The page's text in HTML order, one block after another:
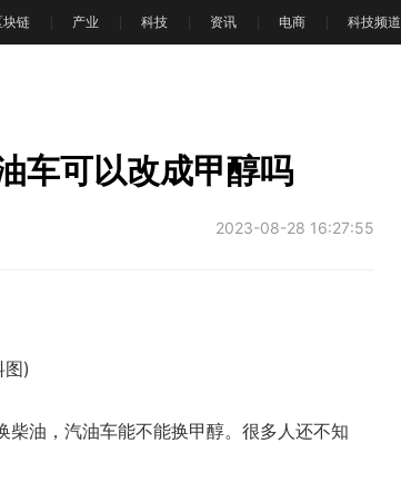
块链 产业 科技 资讯 电商 科技频道
车可以改成甲醇吗
2023-08-28 16:27:55
图)
油，汽油车能不能换甲醇。很多人还不知